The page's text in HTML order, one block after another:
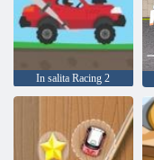
In salita Racing 2